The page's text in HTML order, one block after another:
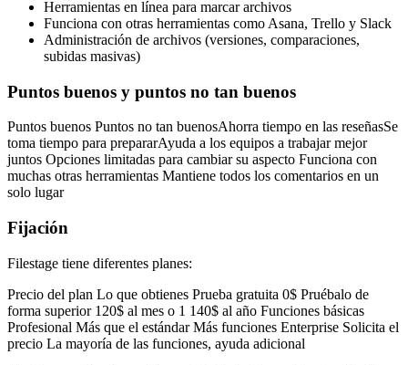
Herramientas en línea para marcar archivos
Funciona con otras herramientas como Asana, Trello y Slack
Administración de archivos (versiones, comparaciones,
subidas masivas)
Puntos buenos y puntos no tan buenos
Puntos buenos Puntos no tan buenosAhorra tiempo en las reseñasSe
toma tiempo para prepararAyuda a los equipos a trabajar mejor
juntos Opciones limitadas para cambiar su aspecto Funciona con
muchas otras herramientas Mantiene todos los comentarios en un
solo lugar
Fijación
Filestage tiene diferentes planes:
Precio del plan Lo que obtienes Prueba gratuita 0$ Pruébalo de
forma superior 120$ al mes o 1 140$ al año Funciones básicas
Profesional Más que el estándar Más funciones Enterprise Solicita el
precio La mayoría de las funciones, ayuda adicional